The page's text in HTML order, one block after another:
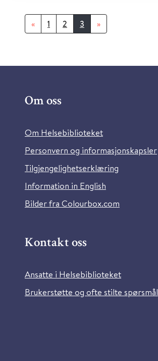
« 1 2 3 »
Om oss
Om Helsebiblioteket
Personvern og informasjonskapsler
Tilgjengelighetserklæring
Information in English
Bilder fra Colourbox.com
Kontakt oss
Ansatte i Helsebiblioteket
Brukerstøtte og ofte stilte spørsmål